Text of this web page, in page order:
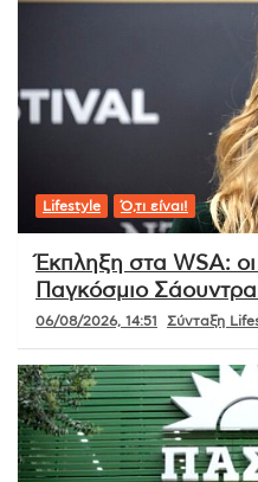
Lifestyle Ό,τι είναι!
Έκπληξη στα WSA:
Παγκόσμιο
06/08/2026, 14:51 Σύνταξη